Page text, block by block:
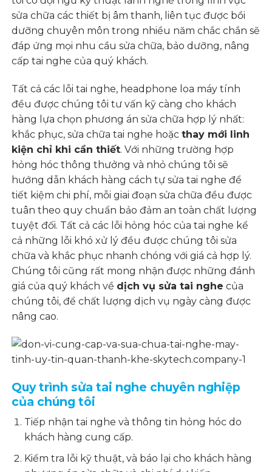
sửa chữa các thiết bị âm thanh, liên tục được bồi
dưỡng chuyên môn trong nhiều năm chắc chắn sẽ
đáp ứng mọi nhu cầu sửa chữa, bảo dưỡng, nâng
cấp tai nghe của quý khách.
Tất cả các lỗi tai nghe, headphone loa máy tính
đều được chúng tôi tư vấn kỹ càng cho khách
hàng lựa chọn phương án sửa chữa hợp lý nhất:
khắc phục, sửa chữa tai nghe hoặcthay mới linh
kiện chỉ khi cần thiết. Với những trường hợp
hỏng hóc thông thưởng và nhỏ chúng tôi sẽ
hướng dẫn khách hàng cách tự sửa tai nghe để
tiết kiệm chi phí, mỗi giai đoạn sửa chữa đều được
tuân theo quy chuẩn bảo đảm an toàn chất lượng
tuyệt đối. Tất cả các lỗi hỏng hóc của tai nghe kể
cả những lỗi khó xử lý đều được chúng tôi sửa
chữa và khắc phục nhanh chóng với giá cả hợp lý.
Chúng tôi cũng rất mong nhận được những đánh
giá của quý khách về dịch vụ sửa tai nghe của
chúng tôi, để chất lượng dịch vụ ngày càng được
nâng cao.
Quy trình sửa tai nghe chuyên nghiệp
của chúng tôi
Tiếp nhận tai nghe và thông tin hỏng hóc do
khách hàng cung cấp.
Kiểm tra lỗi kỹ thuật, và báo lại cho khách hàng